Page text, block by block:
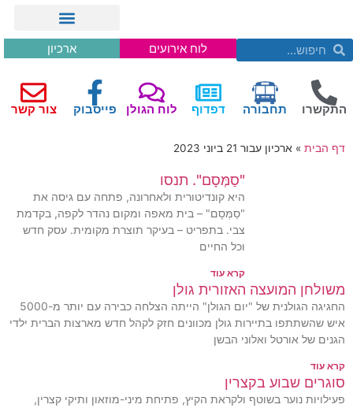
לוח אירועים ארכיון
התקשרו תחבורה דפדוף לוח הגולן פייסבוק צור קשר
דף הבית » ארכיון עבור 21 ביוני 2023
"סַמְּסָם". תנסו
היא קונדיטורית ולאחרונה, פתחה עם גיסה את
"סַמְּסָם" – בית מאפה ומקום נהדר לקפה, בקדמת
צבי. בתפריט – בעיקר תוצרת מקומית. עסק חדש
וכל החיים
קרא עוד
משולחן המועצה האזורית גולן
איש שהשתתפו בתיירות גולן מכוונים חזק לקהל חדש מארצות הברית ילדי
הגנים של אורטל ואלוני הבשן
קרא עוד
סוגרים שבוע בקצרין
פעילויות נוער בשוטף ולקראת הקיץ, פתיחת מיני-מוזאון ותיקי קצרין,